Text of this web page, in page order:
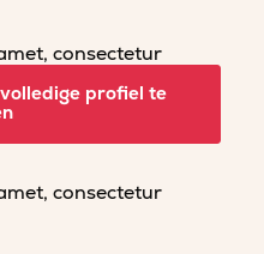
consectetur
consectetur
consectetur
profiel te